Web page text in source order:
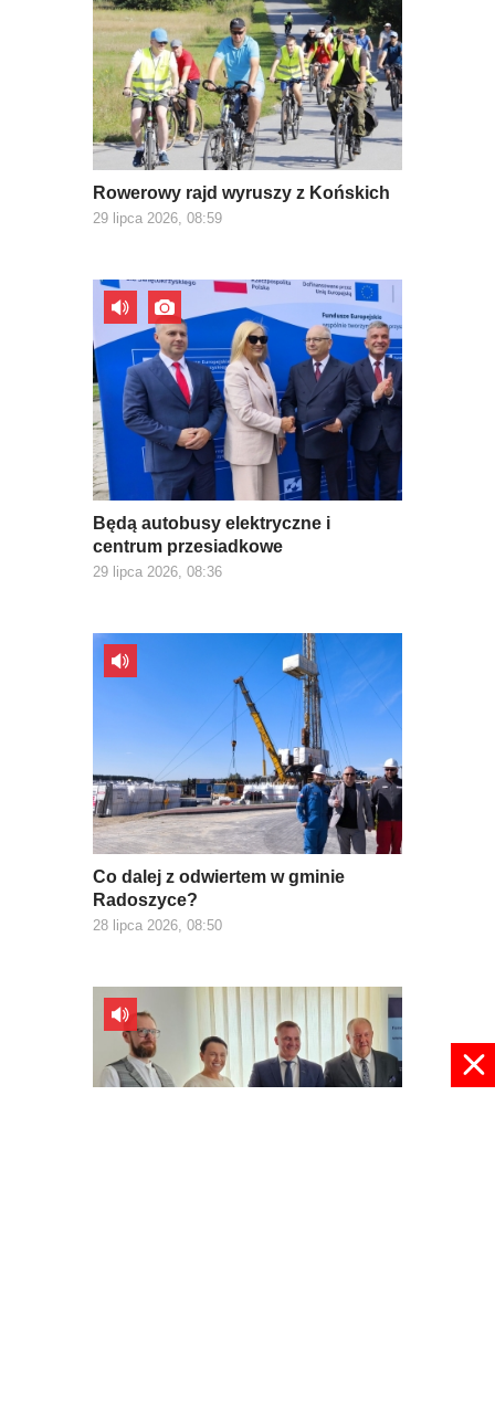
Rowerowy rajd wyruszy z Końskich
29 lipca 2026, 08:59
Będą autobusy elektryczne i
centrum przesiadkowe
29 lipca 2026, 08:36
Co dalej z odwiertem w gminie
Radoszyce?
28 lipca 2026, 08:50